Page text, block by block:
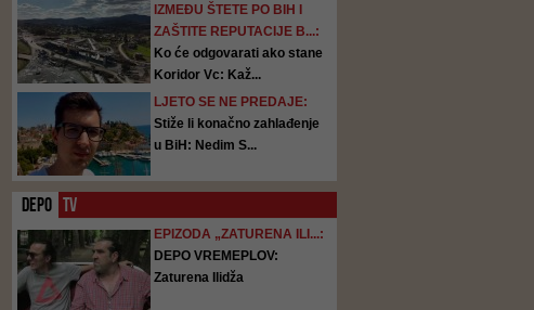
IZMEĐU ŠTETE PO BIH I
ZAŠTITE REPUTACIJE B...:
Ko će odgovarati ako stane
Koridor Vc: Kaž...
LJETO SE NE PREDAJE:
Stiže li konačno zahlađenje
u BiH: Nedim S...
DEPO TV
EPIZODA „ZATURENA ILI...:
DEPO VREMEPLOV:
Zaturena Ilidža